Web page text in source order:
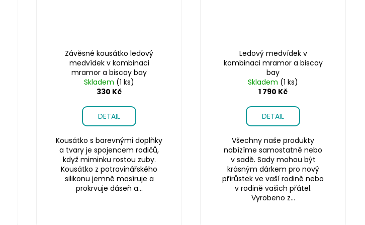
Závěsné kousátko ledový
medvídek v kombinaci
mramor a biscay bay
Skladem (1 ks)
330 Kč
DETAIL
Kousátko s barevnými doplňky
a tvary je spojencem rodičů,
když miminku rostou zuby.
Kousátko z potravinářského
silikonu jemně masíruje a
prokrvuje dáseň a...
Ledový medvídek v
kombinaci mramor a biscay
bay
Skladem (1 ks)
1 790 Kč
DETAIL
Všechny naše produkty
nabízíme samostatně nebo
v sadě. Sady mohou být
krásným dárkem pro nový
přírůstek ve vaší rodině nebo
v rodině vašich přátel.
Vyrobeno z...